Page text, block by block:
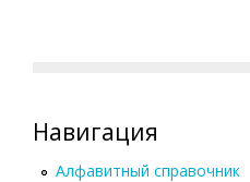
Навигация
Алфавитный справочник